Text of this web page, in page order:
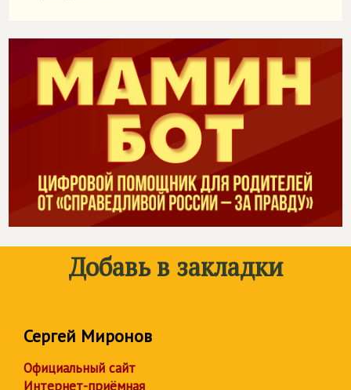
Добавь в закладки
Сергей Миронов
Официальный сайт
Интернет-приёмная